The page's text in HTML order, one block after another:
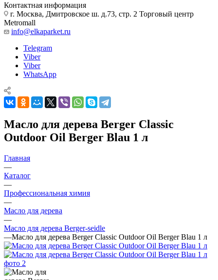
Контактная информация
г. Москва, Дмитровское ш. д.73, стр. 2 Торговый центр
Metromall
info@elkaparket.ru
Telegram
Viber
Viber
WhatsApp
Масло для дерева Berger Classic
Outdoor Oil Berger Blau 1 л
Главная
—
Каталог
—
Профессиональная химия
—
Масло для дерева
—
Масло для дерева Berger-seidle
—Масло для дерева Berger Classic Outdoor Oil Berger Blau 1 л